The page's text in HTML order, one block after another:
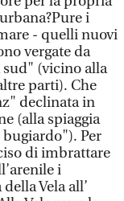
i
- quelli nuovi
vergate da
(vicino alla
parti). Che
declinata in
(alla spiaggia
Per
di imbrattare
i
Vela all’